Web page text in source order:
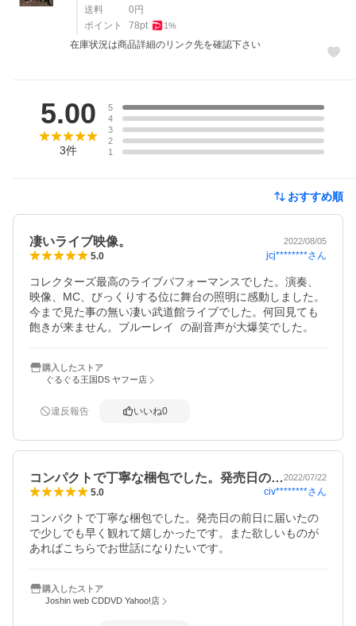
送料
0 円
ポイント
78pt 1%
在庫状況は商品詳細のリンク先を確認下さい
5.00
3件
5
4
3
2
1
おすすめ順
凄いライブ映像。 2022/08/05
5.0 jcj********さん
コレクターズ最高のライブパフォーマンスでした。演奏、
映像、MC、びっくりする位に舞台の照明に感動しました。
今まで見た事の無い凄い武道館ライブでした。何回見ても
飽きが来ません。ブルーレイ  の副音声が大爆笑でした。
購入したストア
ぐるぐる王国DS ヤフー店
違反報告 いいね0
コンパクトで丁寧な梱包でした。発売日の…2022/07/22
5.0 civ********さん
コンパクトで丁寧な梱包でした。発売日の前日に届いたの
で少しでも早く観れて嬉しかったです。また欲しいものが
あればこちらでお世話になりたいです。
購入したストア
Joshin web CDDVD Yahoo!店